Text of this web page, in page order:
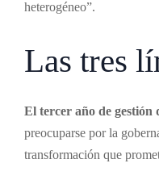
heterogéneo”.
Las tres
El tercer año de gestión
preocuparse por la
transformación que